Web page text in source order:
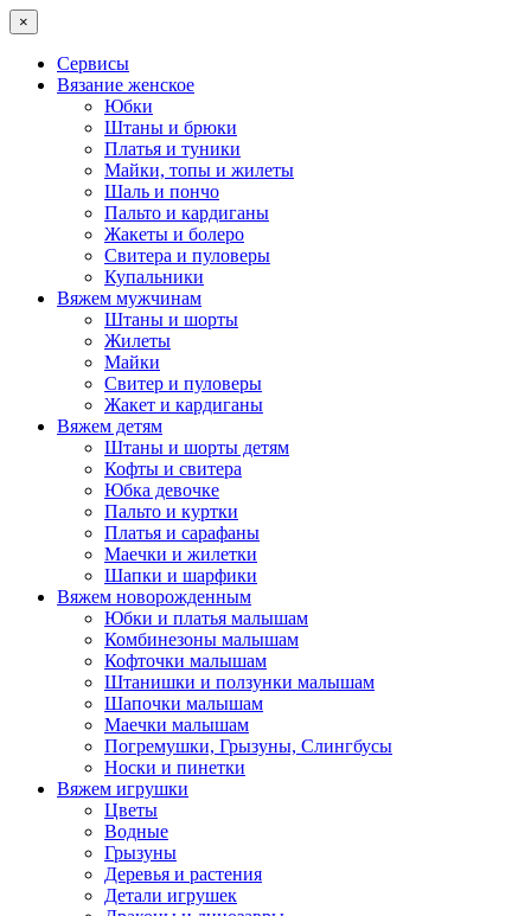
×
Сервисы
Вязание женское
Юбки
Штаны и брюки
Платья и туники
Майки, топы и жилеты
Шаль и пончо
Пальто и кардиганы
Жакеты и болеро
Свитера и пуловеры
Купальники
Вяжем мужчинам
Штаны и шорты
Жилеты
Майки
Свитер и пуловеры
Жакет и кардиганы
Вяжем детям
Штаны и шорты детям
Кофты и свитера
Юбка девочке
Пальто и куртки
Платья и сарафаны
Маечки и жилетки
Шапки и шарфики
Вяжем новорожденным
Юбки и платья малышам
Комбинезоны малышам
Кофточки малышам
Штанишки и ползунки малышам
Шапочки малышам
Маечки малышам
Погремушки, Грызуны, Слингбусы
Носки и пинетки
Вяжем игрушки
Цветы
Водные
Грызуны
Деревья и растения
Детали игрушек